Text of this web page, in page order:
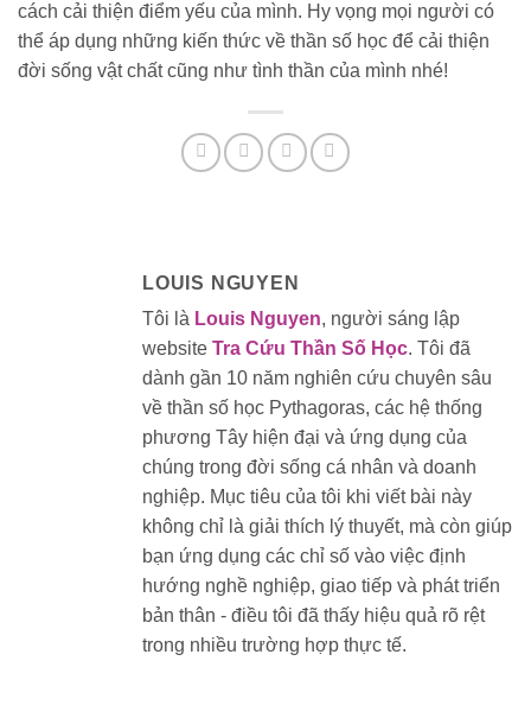
cách cải thiện điểm yếu của mình. Hy vọng mọi người có
thể áp dụng những kiến thức về thần số học để cải thiện
đời sống vật chất cũng như tình thần của mình nhé!
LOUIS NGUYEN
Tôi là Louis Nguyen, người sáng lập
website Tra Cứu Thần Số Học. Tôi đã
dành gần 10 năm nghiên cứu chuyên sâu
về thần số học Pythagoras, các hệ thống
phương Tây hiện đại và ứng dụng của
chúng trong đời sống cá nhân và doanh
nghiệp. Mục tiêu của tôi khi viết bài này
không chỉ là giải thích lý thuyết, mà còn giúp
bạn ứng dụng các chỉ số vào việc định
hướng nghề nghiệp, giao tiếp và phát triển
bản thân - điều tôi đã thấy hiệu quả rõ rệt
trong nhiều trường hợp thực tế.